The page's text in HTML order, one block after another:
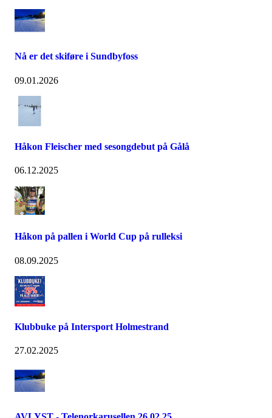
Nå er det skiføre i Sundbyfoss
09.01.2026
Håkon Fleischer med sesongdebut på Gålå
06.12.2025
Håkon på pallen i World Cup på rulleksi
08.09.2025
Klubbuke på Intersport Holmestrand
27.02.2025